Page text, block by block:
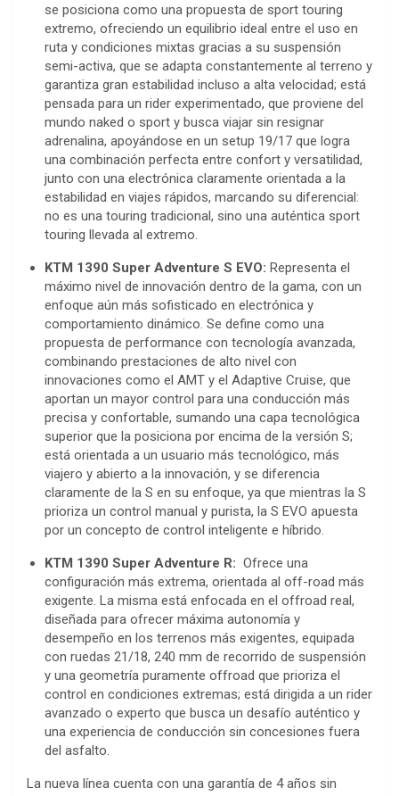
se posiciona como una propuesta de sport touring
extremo, ofreciendo un equilibrio ideal entre el uso en
ruta y condiciones mixtas gracias a su suspensión
semi-activa, que se adapta constantemente al terreno y
garantiza gran estabilidad incluso a alta velocidad; está
pensada para un rider experimentado, que proviene del
mundo naked o sport y busca viajar sin resignar
adrenalina, apoyándose en un setup 19/17 que logra
una combinación perfecta entre confort y versatilidad,
junto con una electrónica claramente orientada a la
estabilidad en viajes rápidos, marcando su diferencial:
no es una touring tradicional, sino una auténtica sport
touring llevada al extremo.
KTM 1390 Super Adventure S EVO: Representa el
máximo nivel de innovación dentro de la gama, con un
enfoque aún más sofisticado en electrónica y
comportamiento dinámico. Se define como una
propuesta de performance con tecnología avanzada,
combinando prestaciones de alto nivel con
innovaciones como el AMT y el Adaptive Cruise, que
aportan un mayor control para una conducción más
precisa y confortable, sumando una capa tecnológica
superior que la posiciona por encima de la versión S;
está orientada a un usuario más tecnológico, más
viajero y abierto a la innovación, y se diferencia
claramente de la S en su enfoque, ya que mientras la S
prioriza un control manual y purista, la S EVO apuesta
por un concepto de control inteligente e híbrido.
KTM 1390 Super Adventure R: Ofrece una
configuración más extrema, orientada al off-road más
exigente. La misma está enfocada en el offroad real,
diseñada para ofrecer máxima autonomía y
desempeño en los terrenos más exigentes, equipada
con ruedas 21/18, 240 mm de recorrido de suspensión
y una geometría puramente offroad que prioriza el
control en condiciones extremas; está dirigida a un rider
avanzado o experto que busca un desafío auténtico y
una experiencia de conducción sin concesiones fuera
del asfalto.
La nueva línea cuenta con una garantía de 4 años sin